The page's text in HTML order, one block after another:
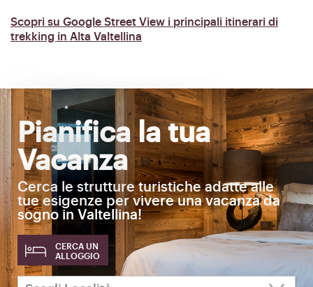
Scopri su Google Street View i principali itinerari di
trekking in Alta Valtellina
Pianifica la tua
Vacanza
Cerca le strutture turistiche adatte alle
tue esigenze per vivere una vacanza da
sogno in Valtellina!
CERCA UN
ALLOGGIO